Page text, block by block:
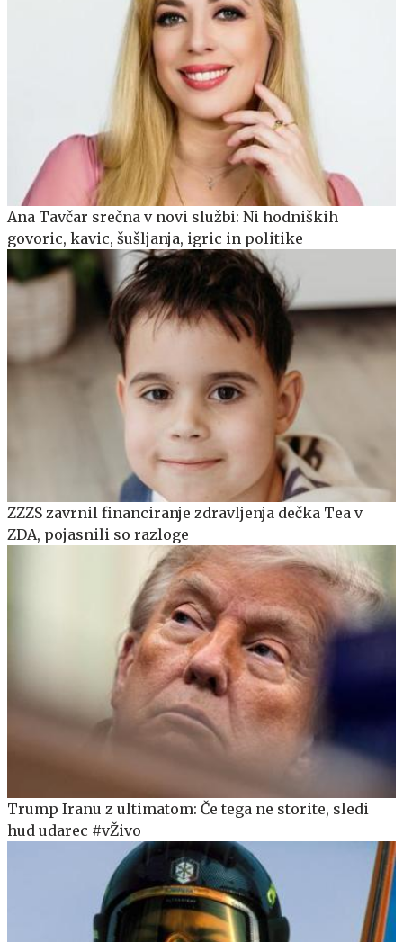
Ana Tavčar srečna v novi službi: Ni hodniških
govoric, kavic, šušljanja, igric in politike
ZZZS zavrnil financiranje zdravljenja dečka Tea v
ZDA, pojasnili so razloge
Trump Iranu z ultimatom: Če tega ne storite, sledi
hud udarec #vŽivo